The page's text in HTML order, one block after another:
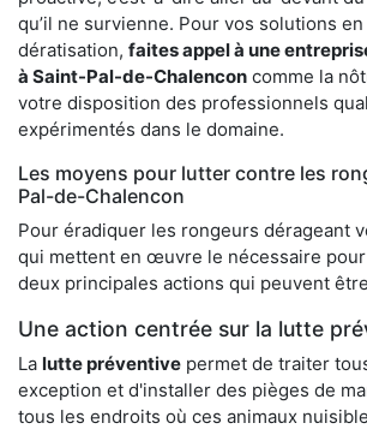
qu’il ne survienne. Pour vos solutions
dératisation, faites appel à une
à Saint-Pal-de-Chalencon comme la
votre disposition des professionnels
expérimentés dans le domaine.
Les moyens pour lutter contre les
Pal-de-Chalencon
Pour éradiquer les rongeurs dérageant
qui mettent en œuvre le nécessaire
deux principales actions qui peuvent
Une action centrée sur la lutte
La lutte préventive permet de traiter
exception et d'installer des pièges de
tous les endroits où ces animaux